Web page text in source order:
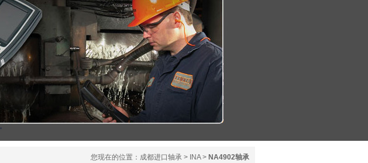
您现在的位置： 成都进口轴承 > INA> NA4902轴承